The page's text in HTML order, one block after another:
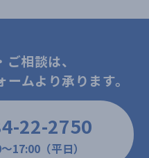
相談は、
ムより承ります。
22-2750
17:00（平日）